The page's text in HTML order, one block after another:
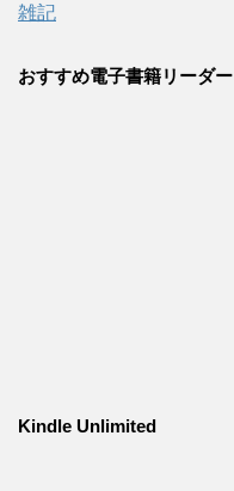
雑記
おすすめ電子書籍リーダー
Kindle Unlimited